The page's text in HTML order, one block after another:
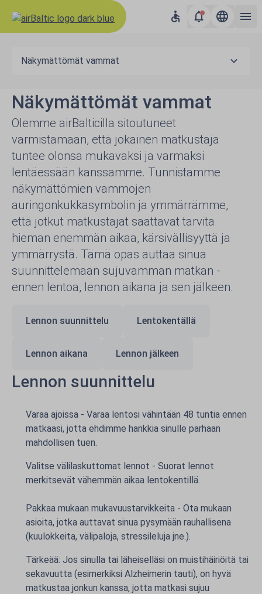
Näkymättömät vammat
Näkymättömät vammat
Olemme airBalticilla sitoutuneet
varmistamaan, että jokainen matkustaja
tuntee olonsa mukavaksi ja varmaksi
lentäessään kanssamme. Tunnistamme
näkymättömien vammojen
auringonkukkasymbolin ja ymmärrämme,
että jotkut matkustajat saattavat tarvita
hieman enemmän aikaa, kärsivällisyyttä ja
ymmärrystä. Tämä opas auttaa sinua
suunnittelemaan sujuvamman matkan -
ennen lentoa, lennon aikana ja sen jälkeen.
Lennon suunnittelu Lentokentällä
Lennon aikana Lennon jälkeen
Lennon suunnittelu
Varaa ajoissa - Varaa lentosi vähintään 48 tuntia ennen
matkaasi, jotta ehdimme hankkia sinulle parhaan
mahdollisen tuen.
Valitse välilaskuttomat lennot - Suorat lennot
merkitsevät vähemmän aikaa lentokentillä.
Pakkaa mukaan mukavuustarvikkeita - Ota mukaan
asioita, jotka auttavat sinua pysymään rauhallisena
(kuulokkeita, välipaloja, stressileluja jne.).
Tärkeää: Jos sinulla tai läheiselläsi on muistihäiriöitä tai
sekavuutta (esimerkiksi Alzheimerin tauti), on hyvä
matkustaa jonkun kanssa, jotta matkasi sujuu